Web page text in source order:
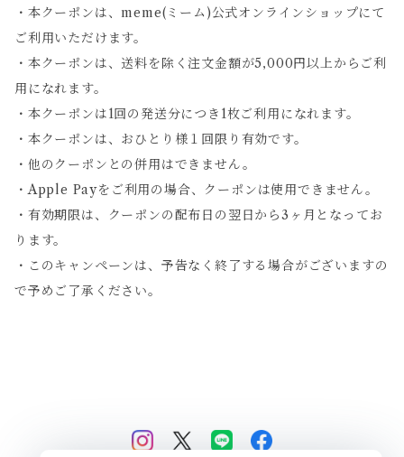
・本クーポンは、meme(ミーム)公式オンラインショップにて
ご利用いただけます。
・本クーポンは、送料を除く注文金額が5,000円以上からご利
用になれます。
・本クーポンは1回の発送分につき1枚ご利用になれます。
・本クーポンは、おひとり様１回限り有効です。
・他のクーポンとの併用はできません。
・Apple Payをご利用の場合、クーポンは使用できません。
・有効期限は、クーポンの配布日の翌日から3ヶ月となってお
ります。
・このキャンペーンは、予告なく終了する場合がございますの
で予めご了承ください。